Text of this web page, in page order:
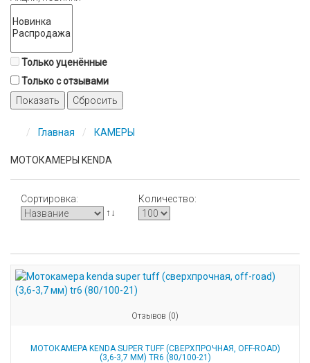
Только уценённые
Только с отзывами
Показать
Сбросить
Главная КАМЕРЫ
МОТОКАМЕРЫ KENDA
Сортировка:
↑↓
Количество:
Отзывов (0)
МОТОКАМЕРА KENDA SUPER TUFF (СВЕРХПРОЧНАЯ, OFF-ROAD)
(3,6-3,7 ММ) TR6 (80/100-21)